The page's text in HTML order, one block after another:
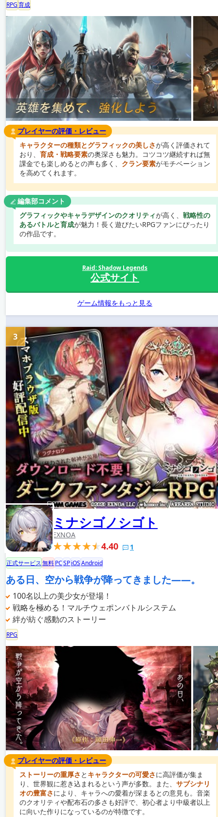
RPG育成
プレイヤーの評価・レビュー
キャラクターの種類とグラフィックの美しさが高く評価されて
おり、 育成・戦略要素の奥深さも魅力。コツコツ継続すれば無
課金でも楽しめるとの声も多く、 クラン要素がモチベーション
を高めてくれます。
編集部コメント
グラフィックやキャラデザインのクオリティが高く、 戦略性の
あるバトルと育成が魅力！長く遊びたいRPGファンにぴったり
の作品です。
Raid: Shadow Legends
公式サイト
ゲーム情報をもっと見る
ミナシゴノシゴト
EXNOA
4.40 1
3
正式サービス無料PCSPiOSAndroid
ある日、空から戦争が降ってきました――。
100名以上の美少女が登場！
戦略を極める！マルチウェポンバトルシステム
絆が紡ぐ感動のストーリー
RPG
プレイヤーの評価・レビュー
ストーリーの重厚さ と キャラクターの可愛さに高評価が集ま
り、世界観に惹き込まれるという声が多数。また、 サブシナリ
オの豊富さにより、キャラへの愛着が深まるとの意見も。音楽
のクオリティや配布石の多さも好評で、初心者より中級者以上
に向いた作りになっているのが特徴です。